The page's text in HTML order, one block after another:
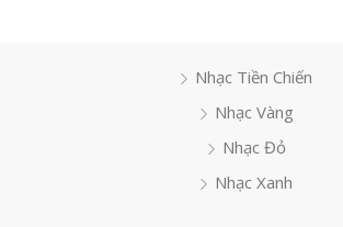
Nhạc Tiền Chiến
Nhạc Vàng
Nhạc Đỏ
Nhạc Xanh